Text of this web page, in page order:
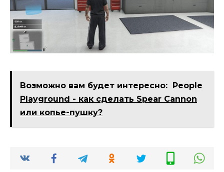
Возможно вам будет интересно: People
Playground - как сделать Spear Cannon
или копье-пушку?